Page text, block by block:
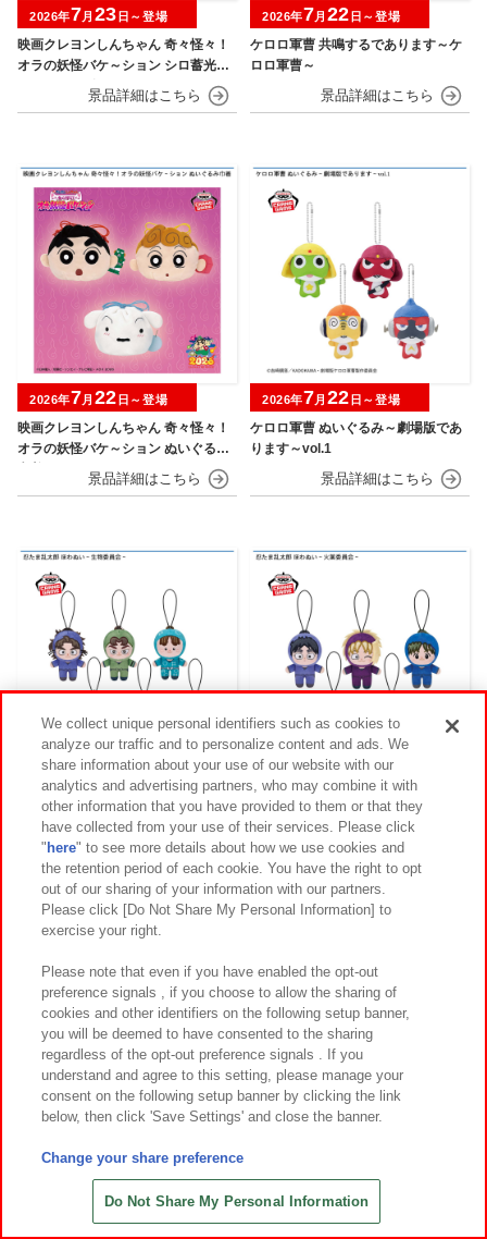
映画クレヨンしんちゃん 奇々怪々！
オラの妖怪バケ～ション シロ蓄光シ
リコンフィギュア
2026年7月 23 日～登場
ケロロ軍曹 共鳴するであります～ケ
ロロ軍曹～
2026年7月 22 日～登場
映画クレヨンしんちゃん 奇々怪々！
オラの妖怪バケ～ション ぬいぐるみ
2026年7月 22 日～登場
ケロロ軍曹 ぬいぐるみ～劇場版であ
ります～vol.1
2026年7月 22 日～登場
忍たま乱太郎 ほわぬい～生物委員会
2026年7月第4週～登場
忍たま乱太郎 ほわぬい～火薬委員会
～
2026年7月第4週～登場
EXPO2025ミャクミャク ブラックBI
2026年7月第4週～登場
葬送のフリーレン FIGURIZMα
We collect unique personal identifiers such as cookies to
analyze our traffic and to personalize content and ads. We
share information about your use of our website with our
analytics and advertising partners, who may combine it with
other information that you have provided to them or that they
have collected from your use of their services. Please click
" here" to see more details about how we use cookies and
the retention period of each cookie. You have the right to opt
out of our sharing of your information with our partners.
Please click [Do Not Share My Personal Information] to
exercise your right.
Please note that even if you have enabled the opt-out
preference signals , if you choose to allow the sharing of
cookies and other identifiers on the following setup banner,
you will be deemed to have consented to the sharing
regardless of the opt-out preference signals . If you
understand and agree to this setting, please manage your
consent on the following setup banner by clicking the link
below, then click 'Save Settings' and close the banner.
Change your share preference
Do Not Share My Personal Information